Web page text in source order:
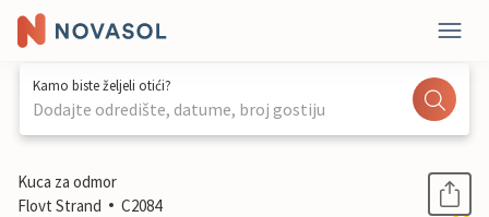
Kamo biste željeli otići?
Dodajte odredište, datume, broj gostiju
1 / 15
Kuca za odmor
Flovt Strand
C2084